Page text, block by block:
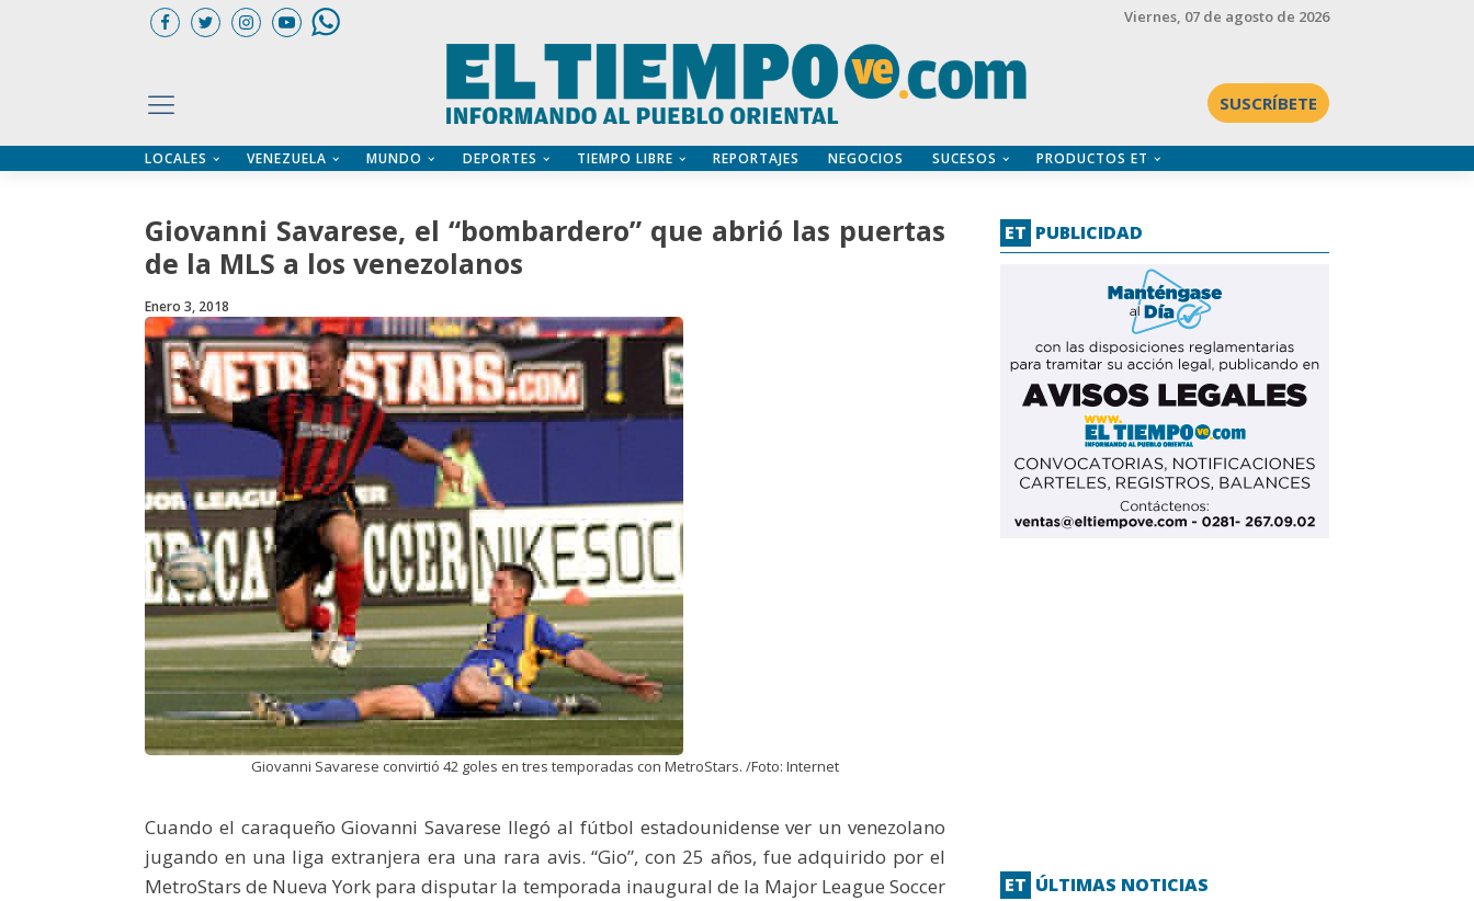
Viernes, 07 de agosto de 2026
SUSCRÍBETE
LOCALES VENEZUELA MUNDO DEPORTES TIEMPO LIBRE REPORTAJES NEGOCIOS SUCESOS PRODUCTOS ET
Giovanni Savarese, el “bombardero” que abrió las puertas
de la MLS a los venezolanos
Enero 3, 2018
Giovanni Savarese convirtió 42 goles en tres temporadas con MetroStars. /Foto: Internet
Cuando el caraqueño Giovanni Savarese llegó al fútbol estadounidense ver un venezolano
jugando en una liga extranjera era una rara avis. “Gio”, con 25 años, fue adquirido por el
MetroStars de Nueva York para disputar la temporada inaugural de la Major League Soccer
ET PUBLICIDAD
ET ÚLTIMAS NOTICIAS